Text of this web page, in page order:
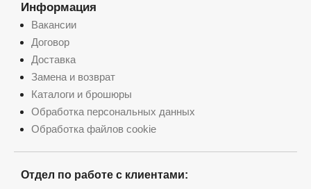
Информация
Вакансии
Договор
Доставка
Замена и возврат
Каталоги и брошюры
Обработка персональных данных
Обработка файлов cookie
Отдел по работе с клиентами: